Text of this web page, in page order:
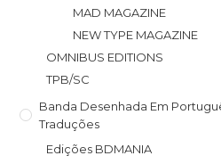
MAD MAGAZINE
NEW TYPE MAGAZINE
OMNIBUS EDITIONS
TPB/SC
Banda Desenhada Em
Traduções
Edições BDMANIA